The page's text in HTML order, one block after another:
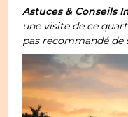
Astuces & Conseils
une visite de ce
pas recommandé de